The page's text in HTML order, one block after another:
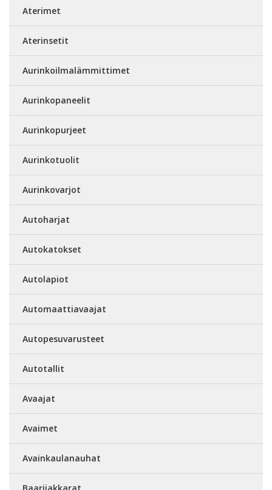
Aterimet
Aterinsetit
Aurinkoilmalämmittimet
Aurinkopaneelit
Aurinkopurjeet
Aurinkotuolit
Aurinkovarjot
Autoharjat
Autokatokset
Autolapiot
Automaattiavaajat
Autopesuvarusteet
Autotallit
Avaajat
Avaimet
Avainkaulanauhat